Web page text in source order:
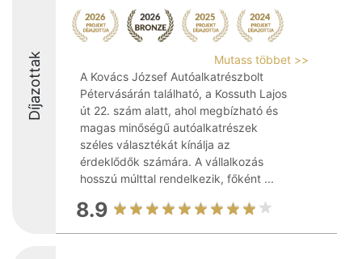
Díjazottak
Mutass többet >>
A Kovács József Autóalkatrészbolt
Pétervásárán található, a Kossuth Lajos
út 22. szám alatt, ahol megbízható és
magas minőségű autóalkatrészek
széles választékát kínálja az
érdeklődők számára. A vállalkozás
hosszú múlttal rendelkezik, főként ...
8.9